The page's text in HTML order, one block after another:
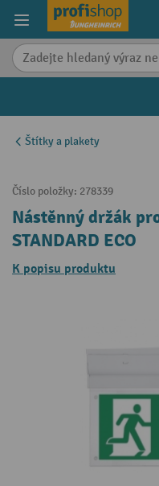
content
Štítky a plakety
Číslo položky: 278339
Nástěnný držák
STANDARD ECO
K popisu produktu